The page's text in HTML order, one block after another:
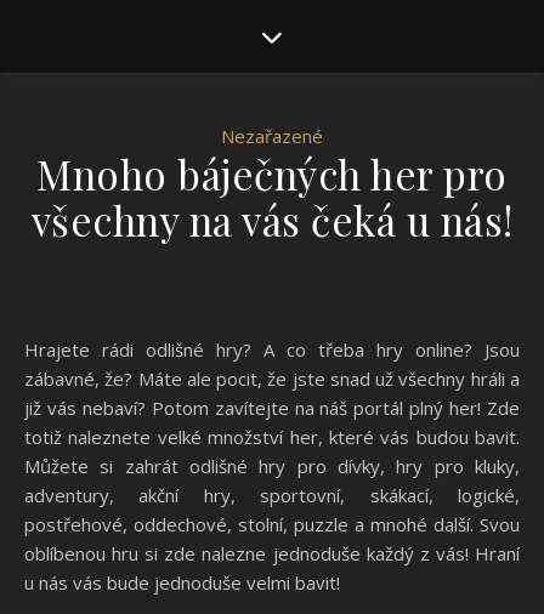
Nezařazené
Mnoho báječných her pro
všechny na vás čeká u nás!
Hrajete rádi odlišné hry? A co třeba hry online? Jsou
zábavné, že? Máte ale pocit, že jste snad už všechny hráli a
již vás nebaví? Potom zavítejte na náš portál plný her! Zde
totiž naleznete velké množství her, které vás budou bavit.
Můžete si zahrát odlišnéhry pro dívky, hry pro kluky,
adventury, akční hry, sportovní, skákací, logické,
postřehové, oddechové, stolní, puzzle a mnohé další. Svou
oblíbenou hru si zde nalezne jednoduše každý z vás! Hraní
u nás vás bude jednoduše velmi bavit!